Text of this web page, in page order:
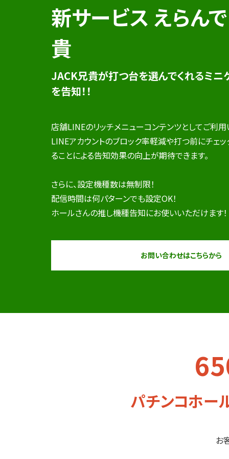
新サービス えらん
貴
JACK兄貴が打つ台を選んでくれるミニ
を告知！！
店舗LINEのリッチメニューコンテンツとしてご利用
LINEアカウントのブロック率軽減や打つ前にチェ
ることによる告知効果の向上が期待できます。
さらに、設定機種数は無制限！
配信時間は何パターンでも設定OK！
お問い合わせはこちらから
パチンコホー
お